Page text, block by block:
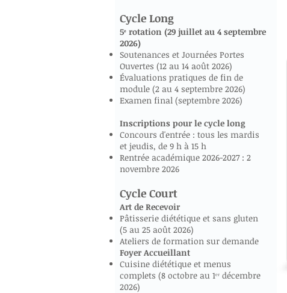
Cycle Long
5ᵉ rotation (29 juillet au 4 septembre
2026)
Soutenances et Journées Portes
Ouvertes (12 au 14 août 2026)
Évaluations pratiques de fin de
module (2 au 4 septembre 2026)
Examen final (septembre 2026)
Inscriptions pour le cycle long
Concours d'entrée : tous les mardis
et jeudis, de 9 h à 15 h
Rentrée académique 2026-2027 : 2
novembre 2026
Cycle Court
Art de Recevoir
Pâtisserie diététique et sans gluten
(5 au 25 août 2026)
Ateliers de formation sur demande
Foyer Accueillant
Cuisine diététique et menus
complets (8 octobre au 1ᵉʳ décembre
2026)